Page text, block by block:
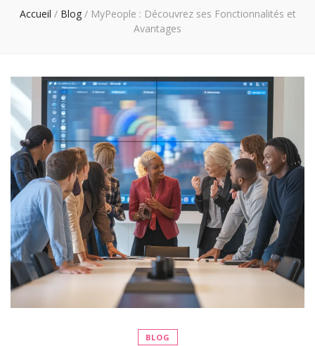
Accueil / Blog / MyPeople : Découvrez ses Fonctionnalités et
Avantages
BLOG